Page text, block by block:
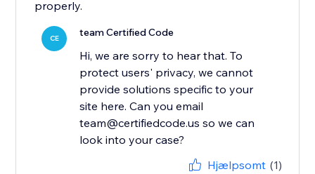
properly.
CE team Certified Code
Hi, we are sorry to hear that. To
protect users' privacy, we cannot
provide solutions specific to your
site here. Can you email
team@certifiedcode.us so we can
look into your case?
Hjælpsomt (1)